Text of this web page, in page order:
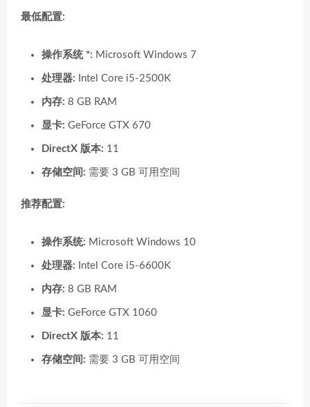
最低配置:
操作系统 *: Microsoft Windows 7
处理器: Intel Core i5-2500K
内存: 8 GB RAM
显卡: GeForce GTX 670
DirectX 版本: 11
存储空间: 需要 3 GB 可用空间
推荐配置:
操作系统: Microsoft Windows 10
处理器: Intel Core i5-6600K
内存: 8 GB RAM
显卡: GeForce GTX 1060
DirectX 版本: 11
存储空间: 需要 3 GB 可用空间